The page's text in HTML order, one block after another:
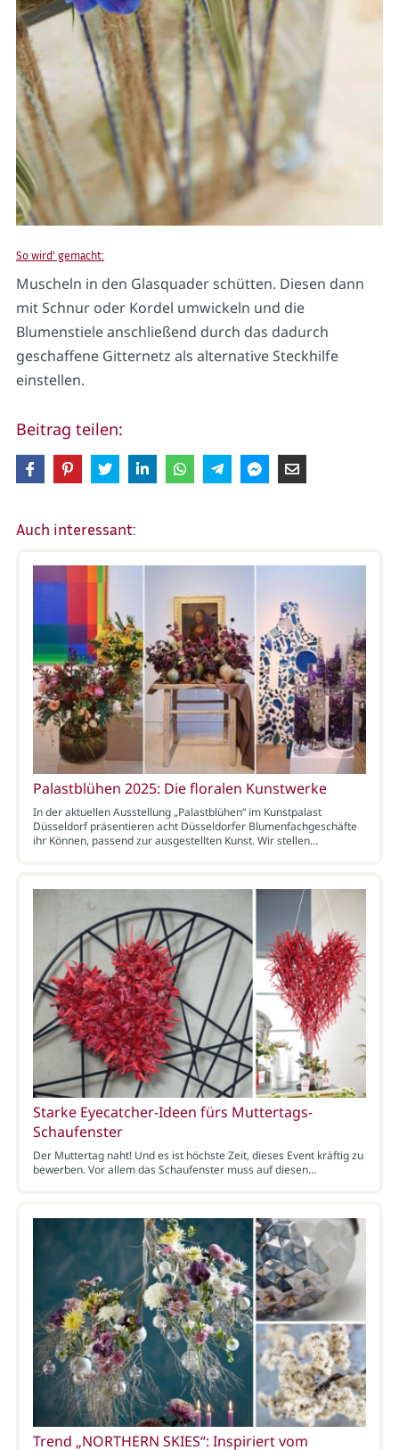
So wird‘ gemacht:
Muscheln in den Glasquader schütten. Diesen dann
mit Schnur oder Kordel umwickeln und die
Blumenstiele anschließend durch das dadurch
geschaffene Gitternetz als alternative Steckhilfe
einstellen.
Beitrag teilen:
Auch interessant:
Palastblühen 2025: Die floralen Kunstwerke
In der aktuellen Ausstellung „Palastblühen“ im Kunstpalast
Düsseldorf präsentieren acht Düsseldorfer Blumenfachgeschäfte
ihr Können, passend zur ausgestellten Kunst. Wir stellen…
Starke Eyecatcher-Ideen fürs Muttertags-
Schaufenster
Der Muttertag naht! Und es ist höchste Zeit, dieses Event kräftig zu
bewerben. Vor allem das Schaufenster muss auf diesen…
Trend „NORTHERN SKIES“: Inspiriert vom